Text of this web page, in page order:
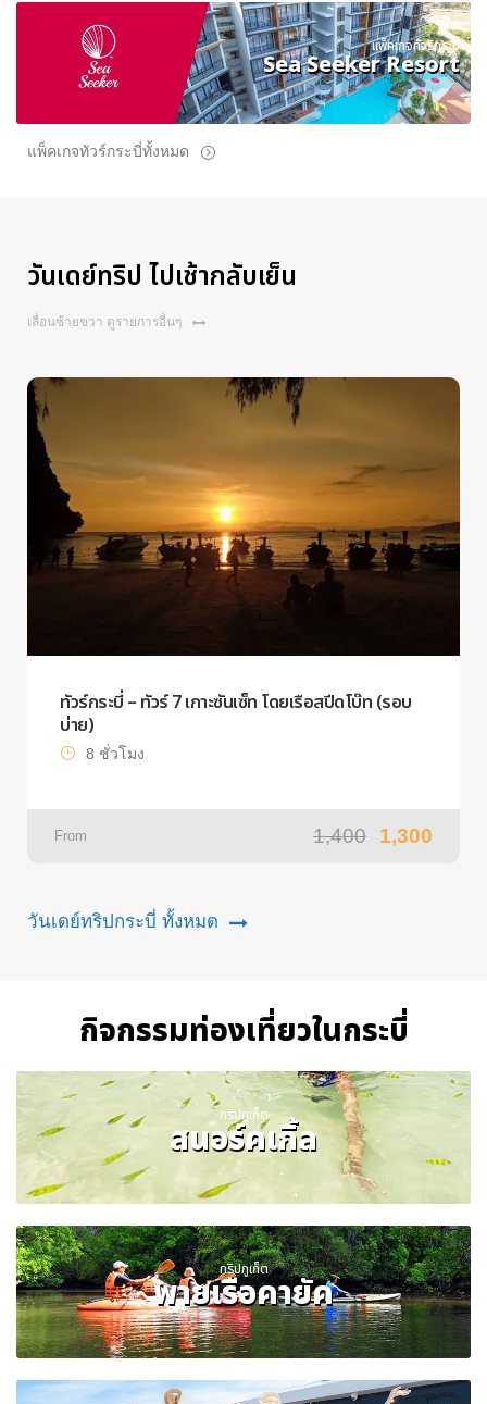
แพ็คเกจทัวร์กระบี่
Sea Seeker Resort
แพ็คเกจทัวร์กระบี่ทั้งหมด
วันเดย์ทริป ไปเช้ากลับเย็น
เลื่อนซ้ายขวา ดูรายการอื่นๆ
ทัวร์กระบี่ – ทัวร์ 7 เกาะซันเซ็ท โดยเรือสปีดโบ๊ท (รอบ
บ่าย)
8 ชั่วโมง
From 1,400 1,300
วันเดย์ทริปกระบี่ ทั้งหมด
กิจกรรมท่องเที่ยวในกระบี่
ทริปภูเก็ต
สนอร์คเกิ้ล
ทริปภูเก็ต
พายเรือคายัค